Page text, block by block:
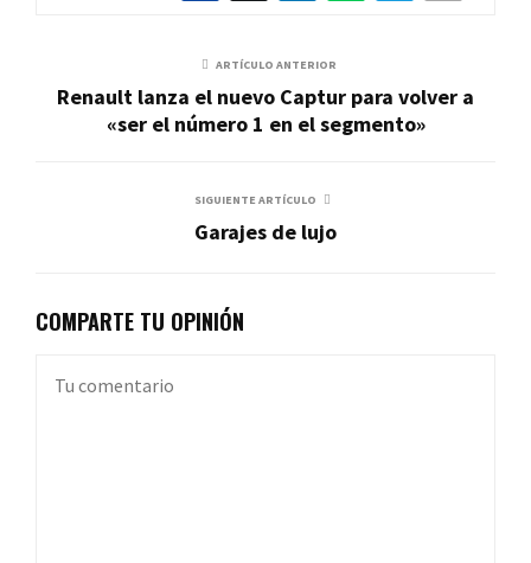
ARTÍCULO ANTERIOR
Renault lanza el nuevo Captur para volver a
«ser el número 1 en el segmento»
SIGUIENTE ARTÍCULO
Garajes de lujo
COMPARTE TU OPINIÓN